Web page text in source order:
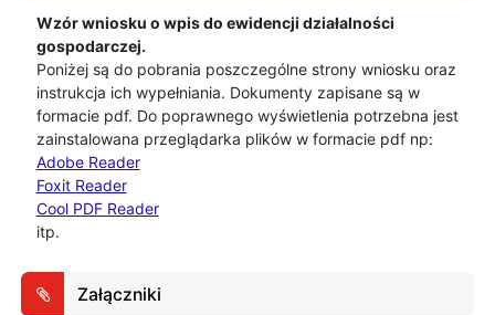
Wzór wniosku o wpis do ewidencji działalności
gospodarczej.
Poniżej są do pobrania poszczególne strony wniosku oraz
instrukcja ich wypełniania. Dokumenty zapisane są w
formacie pdf. Do poprawnego wyświetlenia potrzebna jest
zainstalowana przeglądarka plików w formacie pdf np:
Adobe Reader
Foxit Reader
Cool PDF Reader
itp.
Załączniki